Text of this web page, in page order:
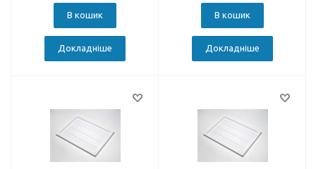
В кошик
Докладніше
В кошик
Докладніше